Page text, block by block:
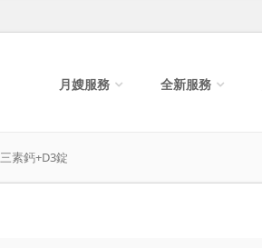
月嫂服務 全新服務
三素鈣+D3錠